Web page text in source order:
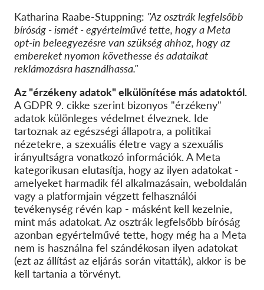
Katharina Raabe-Stuppning: "Az osztrák legfelsőbb
bíróság - ismét - egyértelművé tette, hogy a Meta
opt-in beleegyezésre van szükség ahhoz, hogy az
embereket nyomon követhesse és adataikat
reklámozásra használhassa."
Az "érzékeny adatok" elkülönítése más adatoktól.
A GDPR 9. cikke szerint bizonyos "érzékeny"
adatok különleges védelmet élveznek. Ide
tartoznak az egészségi állapotra, a politikai
nézetekre, a szexuális életre vagy a szexuális
irányultságra vonatkozó információk. A Meta
kategorikusan elutasítja, hogy az ilyen adatokat -
amelyeket harmadik fél alkalmazásain, weboldalán
vagy a platformjain végzett felhasználói
tevékenység révén kap - másként kell kezelnie,
mint más adatokat. Az osztrák legfelsőbb bíróság
azonban egyértelművé tette, hogy még ha a Meta
nem is használna fel szándékosan ilyen adatokat
(ezt az állítást az eljárás során vitatták), akkor is be
kell tartania a törvényt.